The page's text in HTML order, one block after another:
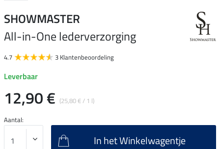
SHOWMASTER
All-in-One lederverzorging
4.7 3 Klantenbeoordeling
Leverbaar
12,90 € (25,80 € / 1 l)
Aantal:
In het Winkelwagentje